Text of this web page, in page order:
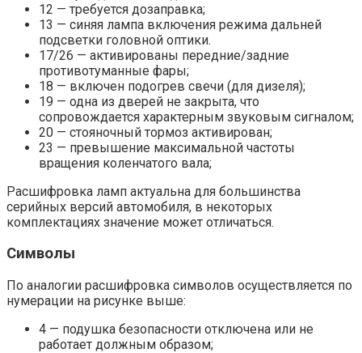
12 — требуется дозаправка;
13 — синяя лампа включения режима дальней
подсветки головной оптики.
17/26 — активированы передние/задние
противотуманные фары;
18 — включен подогрев свечи (для дизеля);
19 — одна из дверей не закрыта, что
сопровождается характерным звуковым сигналом;
20 — стояночный тормоз активирован;
23 — превышение максимальной частоты
вращения коленчатого вала;
Расшифровка ламп актуальна для большинства
серийных версий автомобиля, в некоторых
комплектациях значение может отличаться.
Символы
По аналогии расшифровка символов осуществляется по
нумерации на рисунке выше:
4 — подушка безопасности отключена или не
работает должным образом;